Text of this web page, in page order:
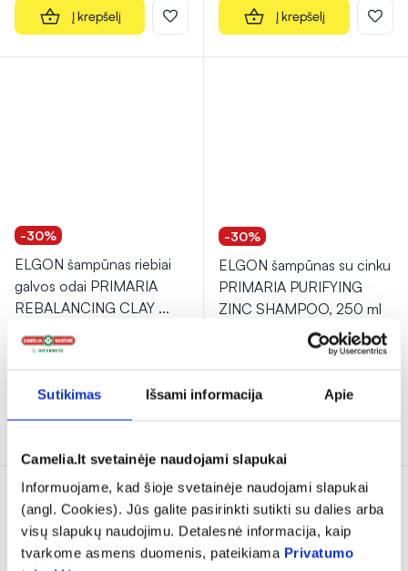
Sutikimas Išsami informacija Apie
Camelia.lt svetainėje naudojami slapukai
Informuojame, kad šioje svetainėje naudojami slapukai
(angl. Cookies). Jūs galite pasirinkti sutikti su dalies arba
visų slapukų naudojimu. Detalesnė informacija, kaip
tvarkome asmens duomenis, pateikiama Privatumo
Į krepšelį Į krepšelį
-30%
ELGON šampūnas riebiai
galvos odai PRIMARIA
REBALANCING CLAY ...
11,05 € 15,79 €
Į krepšelį
-30%
ELGON šampūnas su cinku
PRIMARIA PURIFYING
ZINC SHAMPOO, 250 ml
16,19 €